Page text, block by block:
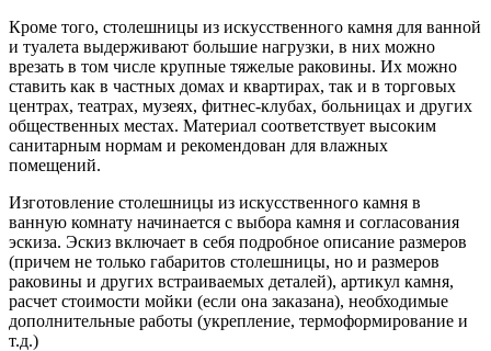
Кроме того, столешницы из искусственного камня для ванной
и туалета выдерживают большие нагрузки, в них можно
врезать в том числе крупные тяжелые раковины. Их можно
ставить как в частных домах и квартирах, так и в торговых
центрах, театрах, музеях, фитнес-клубах, больницах и других
общественных местах. Материал соответствует высоким
санитарным нормам и рекомендован для влажных
помещений.
Изготовление столешницы из искусственного камня в
ванную комнату начинается с выбора камня и согласования
эскиза. Эскиз включает в себя подробное описание размеров
(причем не только габаритов столешницы, но и размеров
раковины и других встраиваемых деталей), артикул камня,
расчет стоимости мойки (если она заказана), необходимые
дополнительные работы (укрепление, термоформирование и
т.д.)